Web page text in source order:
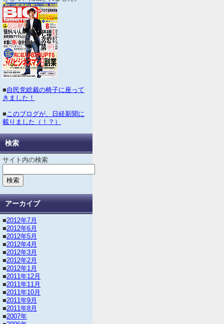
■自民党総裁の椅子に座って
きました！
■このブログが、日経新聞に
載りました（！？）
検索
サイト内の検索
アーカイブ
■2012年7月
■2012年6月
■2012年5月
■2012年4月
■2012年3月
■2012年2月
■2012年1月
■2011年12月
■2011年11月
■2011年10月
■2011年9月
■2011年8月
■2007年